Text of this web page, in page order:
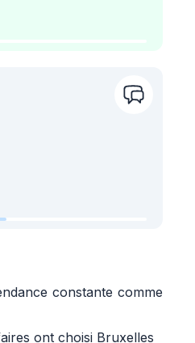
constante comme
ont choisi Bruxelles